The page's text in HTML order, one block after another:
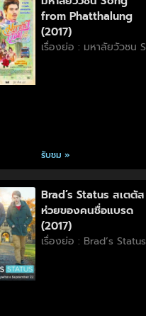
from Phatthalung
(2017)
เรื่องย่อ : มหาลัยวัวชน S
รับชม »
Brad’s Status สเตตัส
ห่วยของคนชื่อแบรด
(2017)
เรื่องย่อ : Brad’s Status